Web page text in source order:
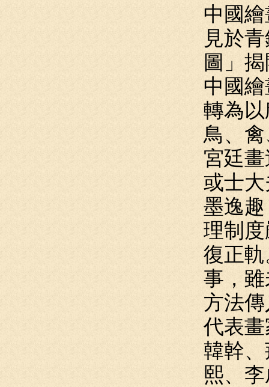
中國
見於
圖」
中國
轉為
鳥、
宮廷
或士
墨逸
理制
復正
事，
方法
代表
韓幹
熙、